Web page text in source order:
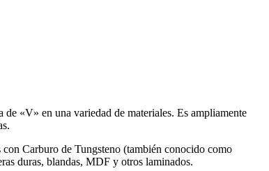
«V» en una variedad de materiales. Es ampliamente
Carburo de Tungsteno (también conocido como
duras, blandas, MDF y otros laminados.